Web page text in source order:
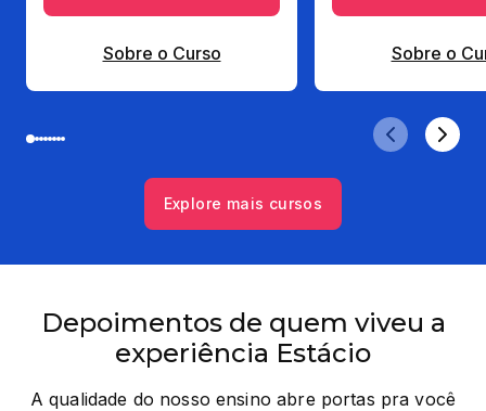
Sobre o Curso Sobre o
Explore mais cursos
Depoimentos de quem viveu a
experiência Estácio
A qualidade do nosso ensino abre portas pra você